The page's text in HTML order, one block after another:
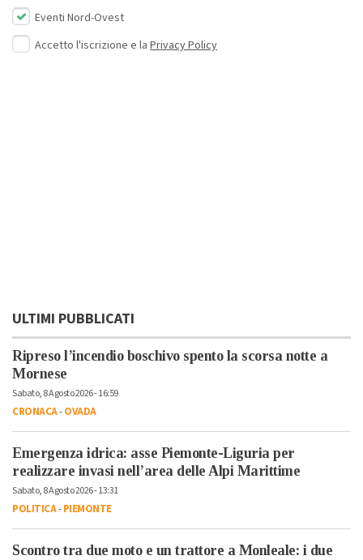
Eventi Nord-Ovest
Accetto l'iscrizione e la Privacy Policy
ULTIMI PUBBLICATI
Ripreso l’incendio boschivo spento la scorsa notte a
Mornese
Sabato, 8 Agosto 2026 - 16:59
CRONACA-OVADA
Emergenza idrica: asse Piemonte-Liguria per
realizzare invasi nell’area delle Alpi Marittime
Sabato, 8 Agosto 2026 - 13:31
POLITICA-PIEMONTE
Scontro tra due moto e un trattore a Monleale: i due